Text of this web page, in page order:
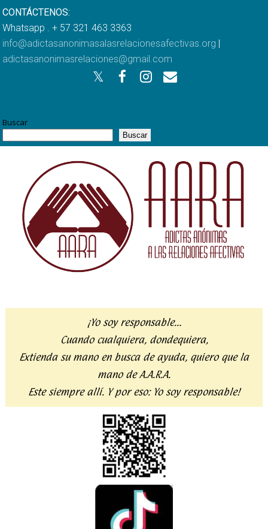
CONTÁCTENOS:
Whatsapp . + 57 321 463 3363
info@adictasanonimasalasrelacionesafectivas.org |
adictasanonimasrelaciones@gmail.com
Buscar
Buscar
¡Yo soy responsable…
Cuando cualquiera, dondequiera,
Extienda su mano en busca de ayuda, quiero que la
mano de A.A.R.A.
Este siempre allí. Y por eso: Yo soy responsable!